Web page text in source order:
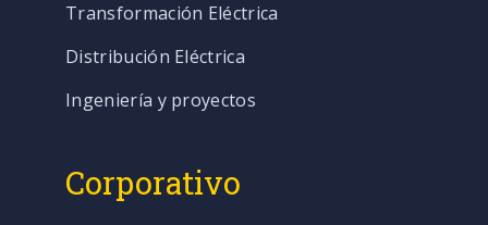
Transformación Eléctrica
Distribución Eléctrica
Ingeniería y proyectos
Corporativo